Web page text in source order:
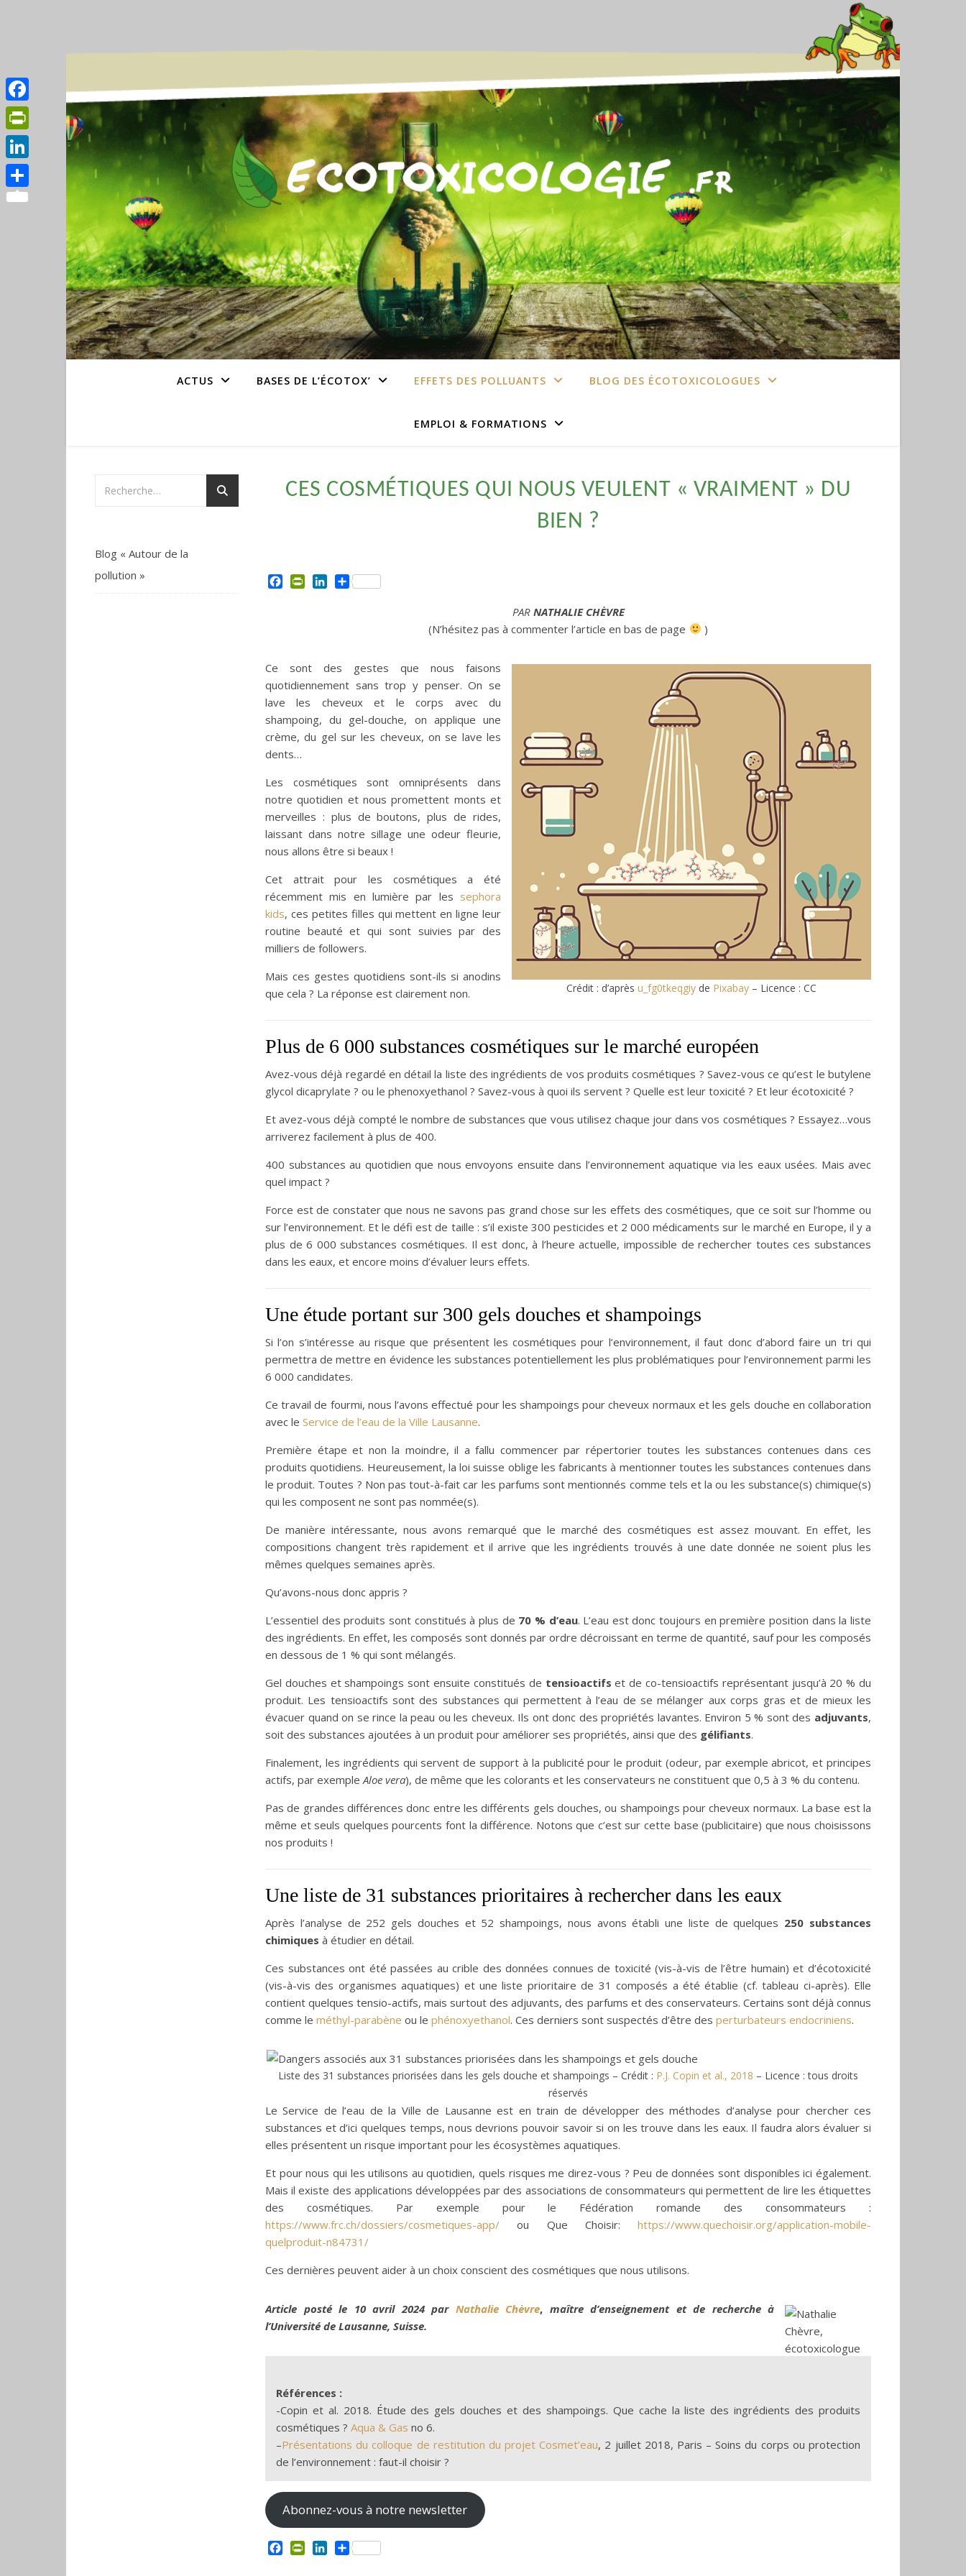
ACTUS BASES DE L’ÉCOTOX’ EFFETS DES POLLUANTS BLOG DES ÉCOTOXICOLOGUES
EMPLOI & FORMATIONS
Blog « Autour de la
pollution »
CES COSMÉTIQUES QUI NOUS VEULENT « VRAIMENT » DU
BIEN ?
FacebookPrintFriendly
LinkedInPartager
PARNATHALIE CHÈVRE
(N’hésitez pas à commenter l’article en bas de page
)
Crédit : d’après u_fg0tkeqgiy de Pixabay – Licence : CC
Ce sont des gestes que nous faisons
quotidiennement sans trop y penser. On se
lave les cheveux et le corps avec du
shampoing, du gel-douche, on applique une
crème, du gel sur les cheveux, on se lave les
dents…
Les cosmétiques sont omniprésents dans
notre quotidien et nous promettent monts et
merveilles : plus de boutons, plus de rides,
laissant dans notre sillage une odeur fleurie,
nous allons être si beaux !
Cet attrait pour les cosmétiques a été
récemment mis en lumière par les sephora
kids, ces petites filles qui mettent en ligne leur
routine beauté et qui sont suivies par des
milliers de followers.
Mais ces gestes quotidiens sont-ils si anodins
que cela ? La réponse est clairement non.
Plus de 6 000 substances cosmétiques sur le marché européen
Avez-vous déjà regardé en détail la liste des ingrédients de vos produits cosmétiques ? Savez-vous ce qu’est le butylene
glycol dicaprylate ? ou le phenoxyethanol ? Savez-vous à quoi ils servent ? Quelle est leur toxicité ? Et leur écotoxicité ?
Et avez-vous déjà compté le nombre de substances que vous utilisez chaque jour dans vos cosmétiques ? Essayez…vous
arriverez facilement à plus de 400.
400 substances au quotidien que nous envoyons ensuite dans l’environnement aquatique via les eaux usées. Mais avec
quel impact ?
Force est de constater que nous ne savons pas grand chose sur les effets des cosmétiques, que ce soit sur l’homme ou
sur l’environnement. Et le défi est de taille : s’il existe 300 pesticides et 2 000 médicaments sur le marché en Europe, il y a
plus de 6 000 substances cosmétiques. Il est donc, à l’heure actuelle, impossible de rechercher toutes ces substances
dans les eaux, et encore moins d’évaluer leurs effets.
Une étude portant sur 300 gels douches et shampoings
Si l’on s’intéresse au risque que présentent les cosmétiques pour l’environnement, il faut donc d’abord faire un tri qui
permettra de mettre en évidence les substances potentiellement les plus problématiques pour l’environnement parmi les
6 000 candidates.
Ce travail de fourmi, nous l’avons effectué pour les shampoings pour cheveux normaux et les gels douche en collaboration
avec le Service de l’eau de la Ville Lausanne.
Première étape et non la moindre, il a fallu commencer par répertorier toutes les substances contenues dans ces
produits quotidiens. Heureusement, la loi suisse oblige les fabricants à mentionner toutes les substances contenues dans
le produit. Toutes ? Non pas tout-à-fait car les parfums sont mentionnés comme tels et la ou les substance(s) chimique(s)
qui les composent ne sont pas nommée(s).
De manière intéressante, nous avons remarqué que le marché des cosmétiques est assez mouvant. En effet, les
compositions changent très rapidement et il arrive que les ingrédients trouvés à une date donnée ne soient plus les
mêmes quelques semaines après.
Qu’avons-nous donc appris ?
L’essentiel des produits sont constitués à plus de 70 % d’eau. L’eau est donc toujours en première position dans la liste
des ingrédients. En effet, les composés sont donnés par ordre décroissant en terme de quantité, sauf pour les composés
en dessous de 1 % qui sont mélangés.
Gel douches et shampoings sont ensuite constitués de tensioactifset de co-tensioactifs représentant jusqu’à 20 % du
produit. Les tensioactifs sont des substances qui permettent à l’eau de se mélanger aux corps gras et de mieux les
évacuer quand on se rince la peau ou les cheveux. Ils ont donc des propriétés lavantes. Environ 5 % sont des adjuvants,
soit des substances ajoutées à un produit pour améliorer ses propriétés, ainsi que des gélifiants.
Finalement, les ingrédients qui servent de support à la publicité pour le produit (odeur, par exemple abricot, et principes
actifs, par exemple Aloe vera), de même que les colorants et les conservateurs ne constituent que 0,5 à 3 % du contenu.
Pas de grandes différences donc entre les différents gels douches, ou shampoings pour cheveux normaux. La base est la
même et seuls quelques pourcents font la différence. Notons que c’est sur cette base (publicitaire) que nous choisissons
nos produits !
Une liste de 31 substances prioritaires à rechercher dans les eaux
Après l’analyse de 252 gels douches et 52 shampoings, nous avons établi une liste de quelques 250 substances
chimiques à étudier en détail.
Ces substances ont été passées au crible des données connues de toxicité (vis-à-vis de l’être humain) et d’écotoxicité
(vis-à-vis des organismes aquatiques) et une liste prioritaire de 31 composés a été établie (cf. tableau ci-après). Elle
contient quelques tensio-actifs, mais surtout des adjuvants, des parfums et des conservateurs. Certains sont déjà connus
comme le méthyl-parabène ou le phénoxyethanol. Ces derniers sont suspectés d’être des perturbateurs endocriniens.
Liste des 31 substances priorisées dans les gels douche et shampoings – Crédit : P.J. Copin et al., 2018 – Licence : tous droits
réservés
Le Service de l’eau de la Ville de Lausanne est en train de développer des méthodes d’analyse pour chercher ces
substances et d’ici quelques temps, nous devrions pouvoir savoir si on les trouve dans les eaux. Il faudra alors évaluer si
elles présentent un risque important pour les écosystèmes aquatiques.
Et pour nous qui les utilisons au quotidien, quels risques me direz-vous ? Peu de données sont disponibles ici également.
Mais il existe des applications développées par des associations de consommateurs qui permettent de lire les étiquettes
des cosmétiques. Par exemple pour le Fédération romande des consommateurs :
https://www.frc.ch/dossiers/cosmetiques-app/ ou Que Choisir: https://www.quechoisir.org/application-mobile-
quelproduit-n84731/
Ces dernières peuvent aider à un choix conscient des cosmétiques que nous utilisons.
Article posté le 10 avril 2024 par Nathalie Chèvre, maître d’enseignement et de recherche à
l’Université de Lausanne, Suisse.
Références :
-Copin et al. 2018. Étude des gels douches et des shampoings. Que cache la liste des ingrédients des produits
cosmétiques ? Aqua & Gas no 6.
–Présentations du colloque de restitution du projet Cosmet’eau, 2 juillet 2018, Paris – Soins du corps ou protection
de l’environnement : faut-il choisir ?
Abonnez-vous à notre newsletter
FacebookPrintFriendly
LinkedInPartager
Facebook
PrintFriendly
LinkedIn
Partager